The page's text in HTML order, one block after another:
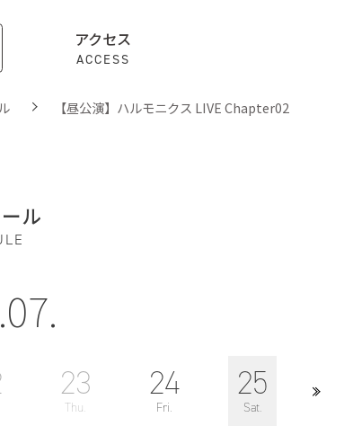
アクセス
ACCESS
【昼公演】ハルモニクス LIVE Chapter02
ル
23
Thu.
24
Fri.
25
Sat.